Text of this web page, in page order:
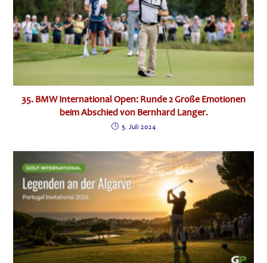
35. BMW International Open: Runde 2 Große Emotionen
beim Abschied von Bernhard Langer.
5. Juli 2024